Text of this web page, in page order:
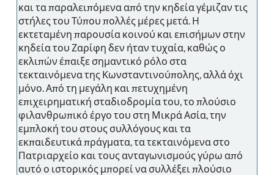
και τα παραλειπόμενα από την κηδεία γέμιζαν τις
στήλες του Τύπου πολλές μέρες μετά. Η
εκτεταμένη παρουσία κοινού και επισήμων στην
κηδεία του Ζαρίφη δεν ήταν τυχαία, καθώς ο
εκλιπών έπαιξε σημαντικό ρόλο στα
τεκταινόμενα της Κωνσταντινούπολης, αλλά όχι
μόνο. Από τη μεγάλη και πετυχημένη
επιχειρηματική σταδιοδρομία του, το πλούσιο
φιλανθρωπικό έργο του στη Μικρά Ασία, την
εμπλοκή του στους συλλόγους και τα
εκπαιδευτικά πράγματα, τα τεκταινόμενα στο
Πατριαρχείο και τους ανταγωνισμούς γύρω από
αυτό ο ιστορικός μπορεί να συλλέξει πλούσιο